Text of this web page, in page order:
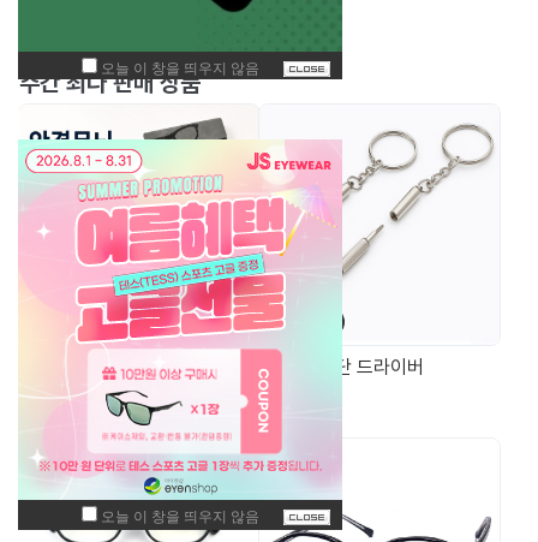
주간 최다 판매 상품
가방/케이스
안경무늬 자석케이스
공구/액세서
증정용 3단 드라이버
주간 최고 매출 상품